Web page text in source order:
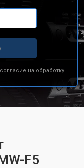
на обработку
F5